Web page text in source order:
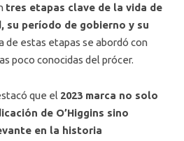
tres etapas clave de la vida de
su período de gobierno y su
de estas etapas se abordó con
poco conocidas del prócer.
que el 2023 marca no solo
de O’Higgins sino
en la historia